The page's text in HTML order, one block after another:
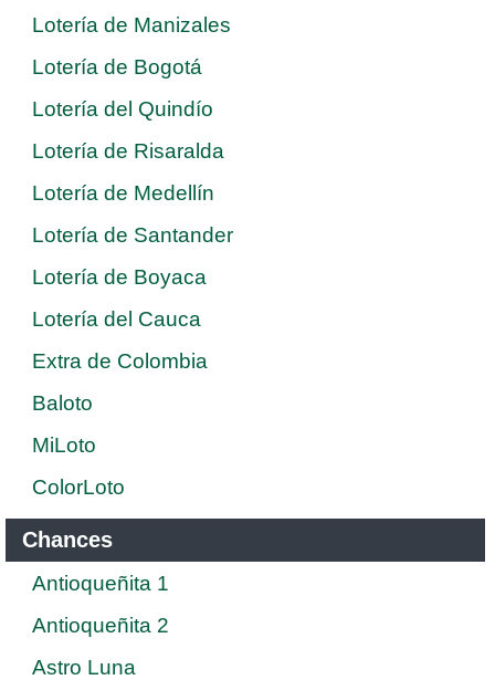
Lotería de Manizales
Lotería de Bogotá
Lotería del Quindío
Lotería de Risaralda
Lotería de Medellín
Lotería de Santander
Lotería de Boyaca
Lotería del Cauca
Extra de Colombia
Baloto
MiLoto
ColorLoto
Chances
Antioqueñita 1
Antioqueñita 2
Astro Luna